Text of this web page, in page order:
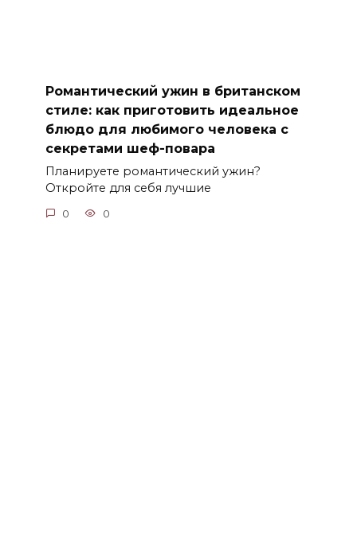
Романтический ужин в британском
стиле: как приготовить идеальное
блюдо для любимого человека с
секретами шеф-повара
Планируете романтический ужин?
Откройте для себя лучшие
0 0